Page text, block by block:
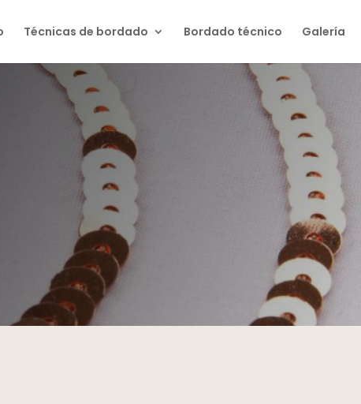
Técnicas de bordado Bordado técnico Galería